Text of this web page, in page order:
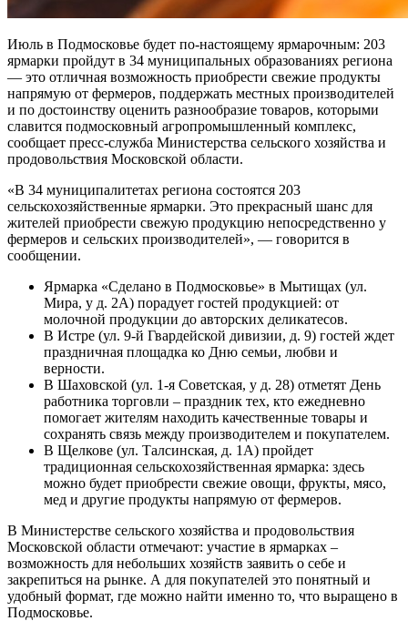
Июль в Подмосковье будет по-настоящему ярмарочным: 203
ярмарки пройдут в 34 муниципальных образованиях региона
— это отличная возможность приобрести свежие продукты
напрямую от фермеров, поддержать местных производителей
и по достоинству оценить разнообразие товаров, которыми
славится подмосковный агропромышленный комплекс,
сообщает пресс-служба Министерства сельского хозяйства и
продовольствия Московской области.
«В 34 муниципалитетах региона состоятся 203
сельскохозяйственные ярмарки. Это прекрасный шанс для
жителей приобрести свежую продукцию непосредственно у
фермеров и сельских производителей», — говорится в
сообщении.
Ярмарка «Сделано в Подмосковье» в Мытищах (ул.
Мира, у д. 2А) порадует гостей продукцией: от
молочной продукции до авторских деликатесов.
В Истре (ул. 9-й Гвардейской дивизии, д. 9) гостей ждет
праздничная площадка ко Дню семьи, любви и
верности.
В Шаховской (ул. 1-я Советская, у д. 28) отметят День
работника торговли – праздник тех, кто ежедневно
помогает жителям находить качественные товары и
сохранять связь между производителем и покупателем.
В Щелкове (ул. Талсинская, д. 1А) пройдет
традиционная сельскохозяйственная ярмарка: здесь
можно будет приобрести свежие овощи, фрукты, мясо,
мед и другие продукты напрямую от фермеров.
В Министерстве сельского хозяйства и продовольствия
Московской области отмечают: участие в ярмарках –
возможность для небольших хозяйств заявить о себе и
закрепиться на рынке. А для покупателей это понятный и
удобный формат, где можно найти именно то, что выращено в
Подмосковье.